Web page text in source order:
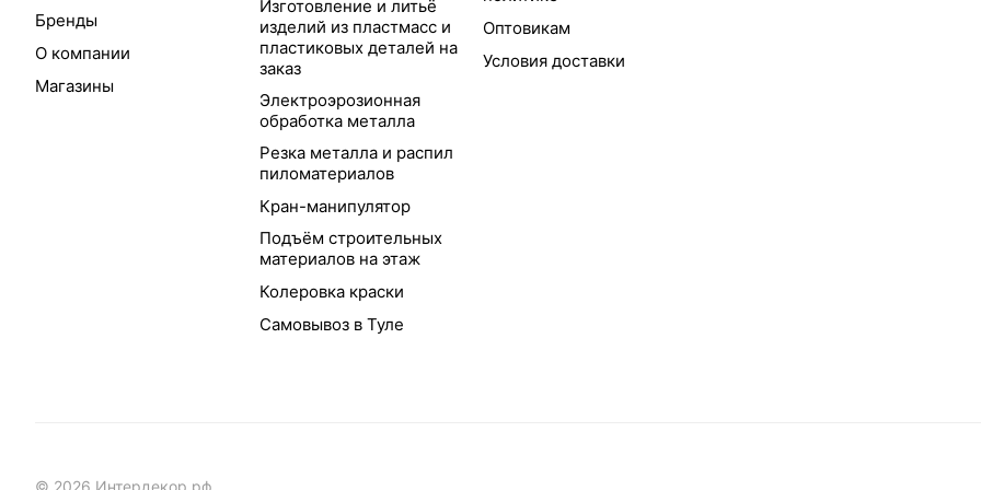
Бренды
О компании
Магазины
Изготовление и литьё
изделий из пластмасс и
пластиковых деталей на
заказ
Электроэрозионная
обработка металла
Резка металла и распил
пиломатериалов
Кран-манипулятор
Подъём строительных
материалов на этаж
Колеровка краски
Самовывоз в Туле
Оптовикам
Условия доставки
© 2026 Интердекор.рф